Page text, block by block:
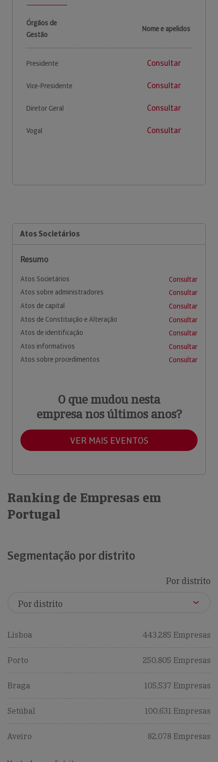
Órgãos de
Gestão
Nome e apelidos
Presidente Consultar
Vice-Presidente Consultar
Diretor Geral Consultar
Vogal Consultar
Atos Societários
Resumo
Atos Societários
Consultar
Atos sobre administradores
Consultar
Atos de capital
Consultar
Atos de Constituição e Alteração
Consultar
Atos de identificação
Consultar
Atos informativos
Consultar
Atos sobre procedimentos
Consultar
O que mudou nesta
empresa nos últimos anos?
VER MAIS EVENTOS
Ranking de Empresas em
Portugal
Segmentação por distrito
Por distrito
Lisboa 443,285 Empresas
Porto 250,805 Empresas
Braga 105,537 Empresas
Setúbal 100,631 Empresas
Aveiro 82,078 Empresas